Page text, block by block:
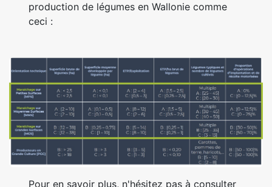
production de légumes en Wallonie comme
ceci :
Pour en savoir plus, n'hésitez pas à consulter